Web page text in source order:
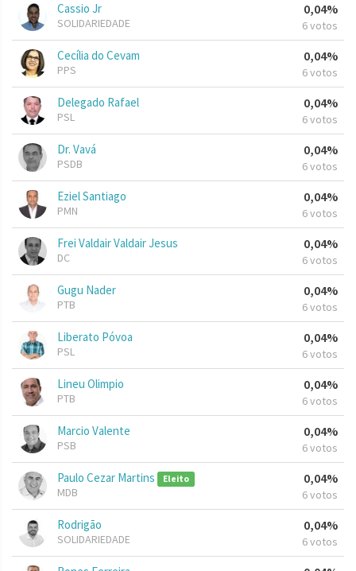
Cassio Jr
SOLIDARIEDADE
0,04%
6 votos
Cecília do Cevam
PPS
0,04%
6 votos
Delegado Rafael
PSL
0,04%
6 votos
Dr. Vavá
PSDB
0,04%
6 votos
Eziel Santiago
PMN
0,04%
6 votos
Frei Valdair Valdair Jesus
DC
0,04%
6 votos
Gugu Nader
PTB
0,04%
6 votos
Liberato Póvoa
PSL
0,04%
6 votos
Lineu Olimpio
PTB
0,04%
6 votos
Marcio Valente
PSB
0,04%
6 votos
Paulo Cezar Martins Eleito
MDB
0,04%
6 votos
Rodrigão
SOLIDARIEDADE
0,04%
6 votos